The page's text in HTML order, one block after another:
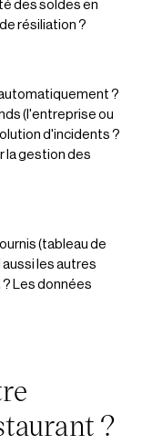
des soldes en
résiliation ?
?
(l'entreprise ou
d'incidents ?
la gestion des
(tableau de
les autres
Les données
?